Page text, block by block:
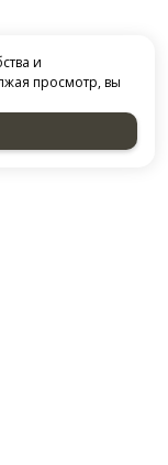
и
просмотр, вы